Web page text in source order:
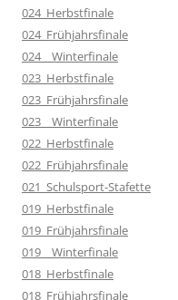
024_Herbstfinale
024_Frühjahrsfinale
024__Winterfinale
023_Herbstfinale
023_Frühjahrsfinale
023__Winterfinale
022_Herbstfinale
022_Frühjahrsfinale
021_Schulsport-Stafette
019_Herbstfinale
019_Frühjahrsfinale
019__Winterfinale
018_Herbstfinale
018_Frühjahrsfinale